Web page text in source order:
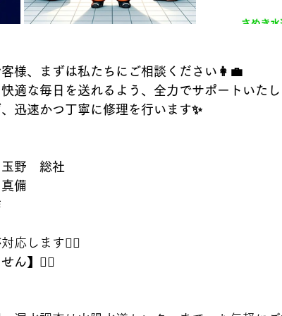
様、まずは私たちにご相談ください👩‍💼
適な毎日を送れるよう、全力でサポートいた
迅速かつ丁寧に修理を行います✨
玉野　総社
備
応します👷‍♂️
ん】🙇‍♂️